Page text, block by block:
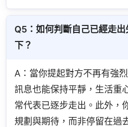
Q5：如何判斷自己已經走
下？
A：當你提起對方不再有強
訊息也能保持平靜，生活重
常代表已逐步走出。此外，
規劃與期待，而非停留在過